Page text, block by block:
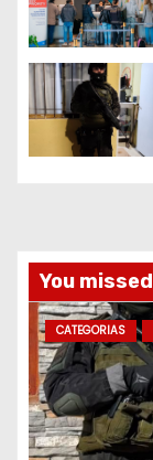
t
r
a
d
You missed
CATEGORIAS